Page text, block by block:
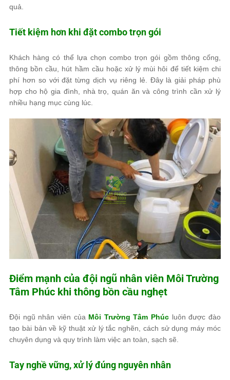
quả.
Tiết kiệm hơn khi đặt combo trọn gói
Khách hàng có thể lựa chọn combo trọn gói gồm thông cống,
thông bồn cầu, hút hầm cầu hoặc xử lý mùi hôi để tiết kiệm chi
phí hơn so với đặt từng dịch vụ riêng lẻ. Đây là giải pháp phù
hợp cho hộ gia đình, nhà trọ, quán ăn và công trình cần xử lý
nhiều hạng mục cùng lúc.
Điểm mạnh của đội ngũ nhân viên Môi Trường
Tâm Phúc khi thông bồn cầu nghẹt
Đội ngũ nhân viên của Môi Trường Tâm Phúc luôn được đào
tạo bài bản về kỹ thuật xử lý tắc nghẽn, cách sử dụng máy móc
chuyên dụng và quy trình làm việc an toàn, sạch sẽ.
Tay nghề vững, xử lý đúng nguyên nhân